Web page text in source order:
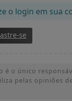
o login em sua
se
é o único
pelas opiniões